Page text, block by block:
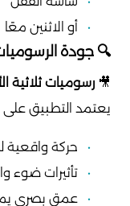
أو الاثنين معًا
🔍 جودة
🎥 رسوميات ثلاثية
يعتمد التطبيق
حركة واقعية
تأثيرات ضوء
عمق بصري